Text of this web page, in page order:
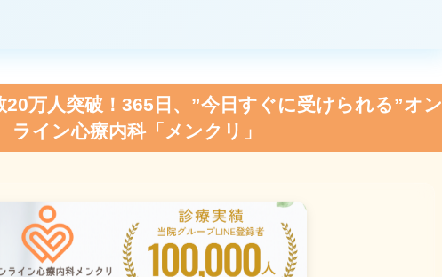
万人突破！365日、”今日すぐに受けられる”オン
ライン心療内科「メンクリ」